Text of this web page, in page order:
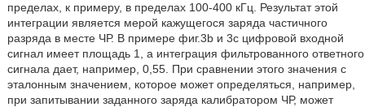
пределах, к примеру, в пределах 100-400 кГц. Результат этой
интеграции является мерой кажущегося заряда частичного
разряда в месте ЧР. В примере фиг.3b и 3c цифровой входной
сигнал имеет площадь 1, а интеграция фильтрованного ответного
сигнала дает, например, 0,55. При сравнении этого значения с
эталонным значением, которое может определяться, например,
при запитывании заданного заряда калибратором ЧР, может